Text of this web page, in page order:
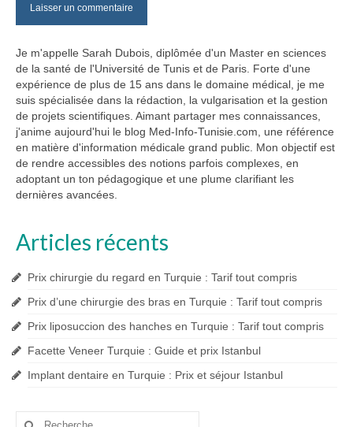
Je m'appelle Sarah Dubois, diplômée d'un Master en sciences
de la santé de l'Université de Tunis et de Paris. Forte d'une
expérience de plus de 15 ans dans le domaine médical, je me
suis spécialisée dans la rédaction, la vulgarisation et la gestion
de projets scientifiques. Aimant partager mes connaissances,
j'anime aujourd'hui le blog Med-Info-Tunisie.com, une référence
en matière d'information médicale grand public. Mon objectif est
de rendre accessibles des notions parfois complexes, en
adoptant un ton pédagogique et une plume clarifiant les
dernières avancées.
Articles récents
Prix chirurgie du regard en Turquie : Tarif tout compris
Prix d’une chirurgie des bras en Turquie : Tarif tout compris
Prix liposuccion des hanches en Turquie : Tarif tout compris
Facette Veneer Turquie : Guide et prix Istanbul
Implant dentaire en Turquie : Prix et séjour Istanbul
Rechercher